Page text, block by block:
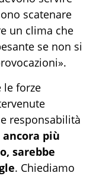
scatenare
un clima che
se non si
le forze
responsabilità
ancora più
sarebbe
. Chiediamo